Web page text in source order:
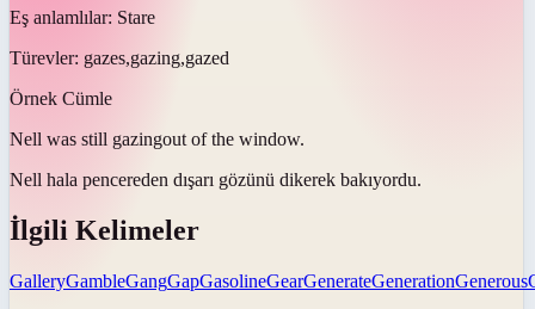
Eş anlamlılar: Stare
Türevler: gazes,gazing,gazed
Örnek Cümle
Nell was still gazingout of the window.
Nell hala pencereden dışarı gözünü dikerek bakıyordu.
İlgili Kelimeler
GalleryGambleGangGapGasolineGearGenerateGenerationGenerous